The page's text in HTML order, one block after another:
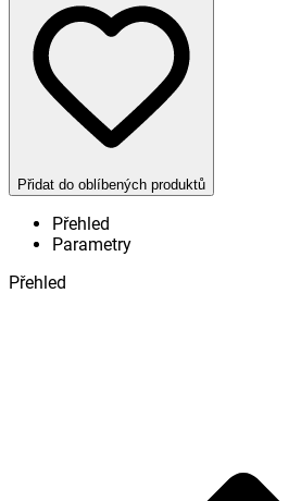
Přidat do oblíbených produktů
Přehled
Parametry
Přehled